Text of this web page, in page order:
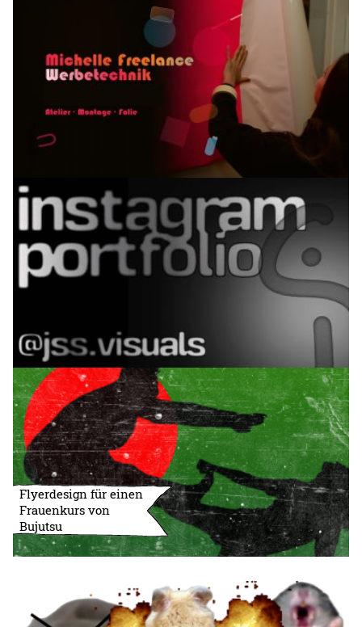
Flyerdesign für einen
Frauenkurs von
Bujutsu